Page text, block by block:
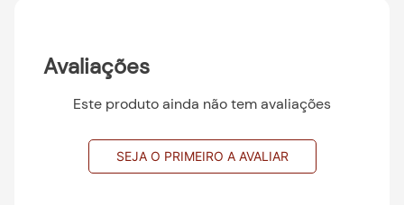
Avaliações
Este produto ainda não tem avaliações
SEJA O PRIMEIRO A AVALIAR